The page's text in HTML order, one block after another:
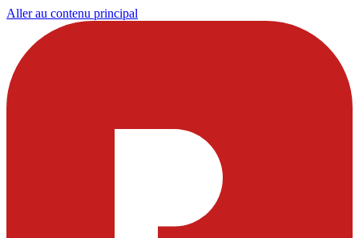
Aller au contenu principal